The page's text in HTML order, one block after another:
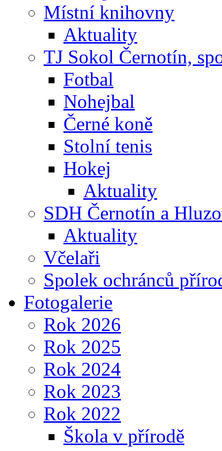
Místní knihovny
Aktuality
TJ Sokol Černotín,
Fotbal
Nohejbal
Černé koně
Stolní tenis
Hokej
Aktuality
SDH Černotín a
Aktuality
Včelaři
Spolek ochránců
Fotogalerie
Rok 2026
Rok 2025
Rok 2024
Rok 2023
Rok 2022
Škola v přírodě